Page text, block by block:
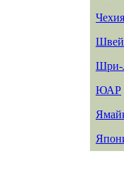
Чехия
Шри-
ЮАР